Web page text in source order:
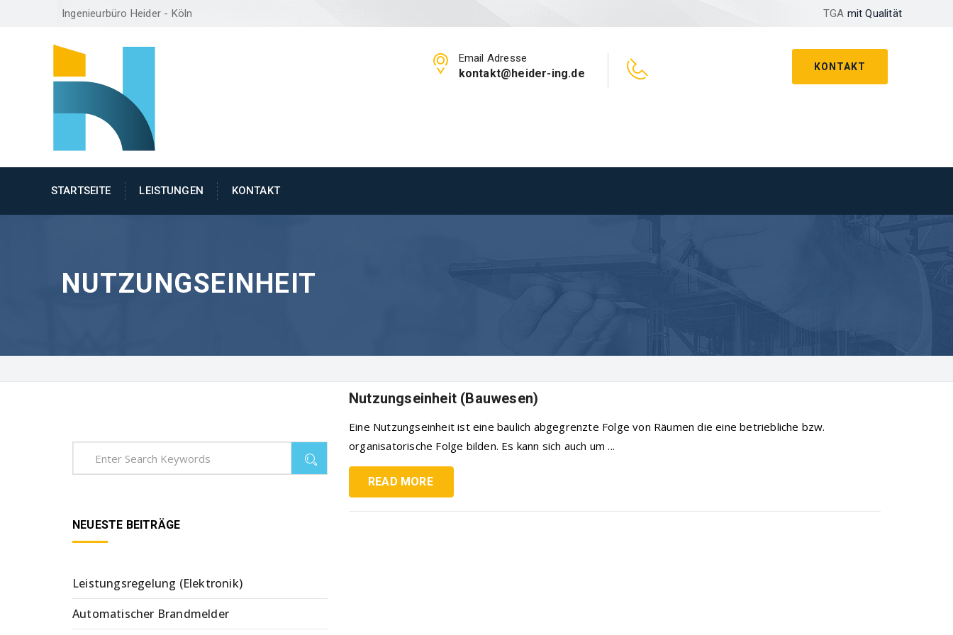
Ingenieurbüro Heider - Köln TGA mit Qualität
KONTAKT
Email Adresse
kontakt@heider-ing.de
STARTSEITE LEISTUNGEN KONTAKT
NUTZUNGSEINHEIT
Nutzungseinheit (Bauwesen)
Eine Nutzungseinheit ist eine baulich abgegrenzte Folge von Räumen die eine betriebliche bzw.
organisatorische Folge bilden. Es kann sich auch um ...
READ MORE
NEUESTE BEITRÄGE
Leistungsregelung (Elektronik)
Automatischer Brandmelder